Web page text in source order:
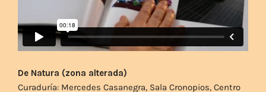
De Natura (zona alterada)
Curaduría: Mercedes Casanegra, Sala Cronopios, Centro